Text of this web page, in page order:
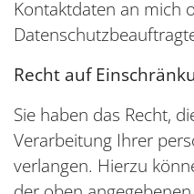
Kontaktdaten an mich
Recht auf
Sie haben das Recht,
Verarbeitung Ihrer
verlangen. Hierzu